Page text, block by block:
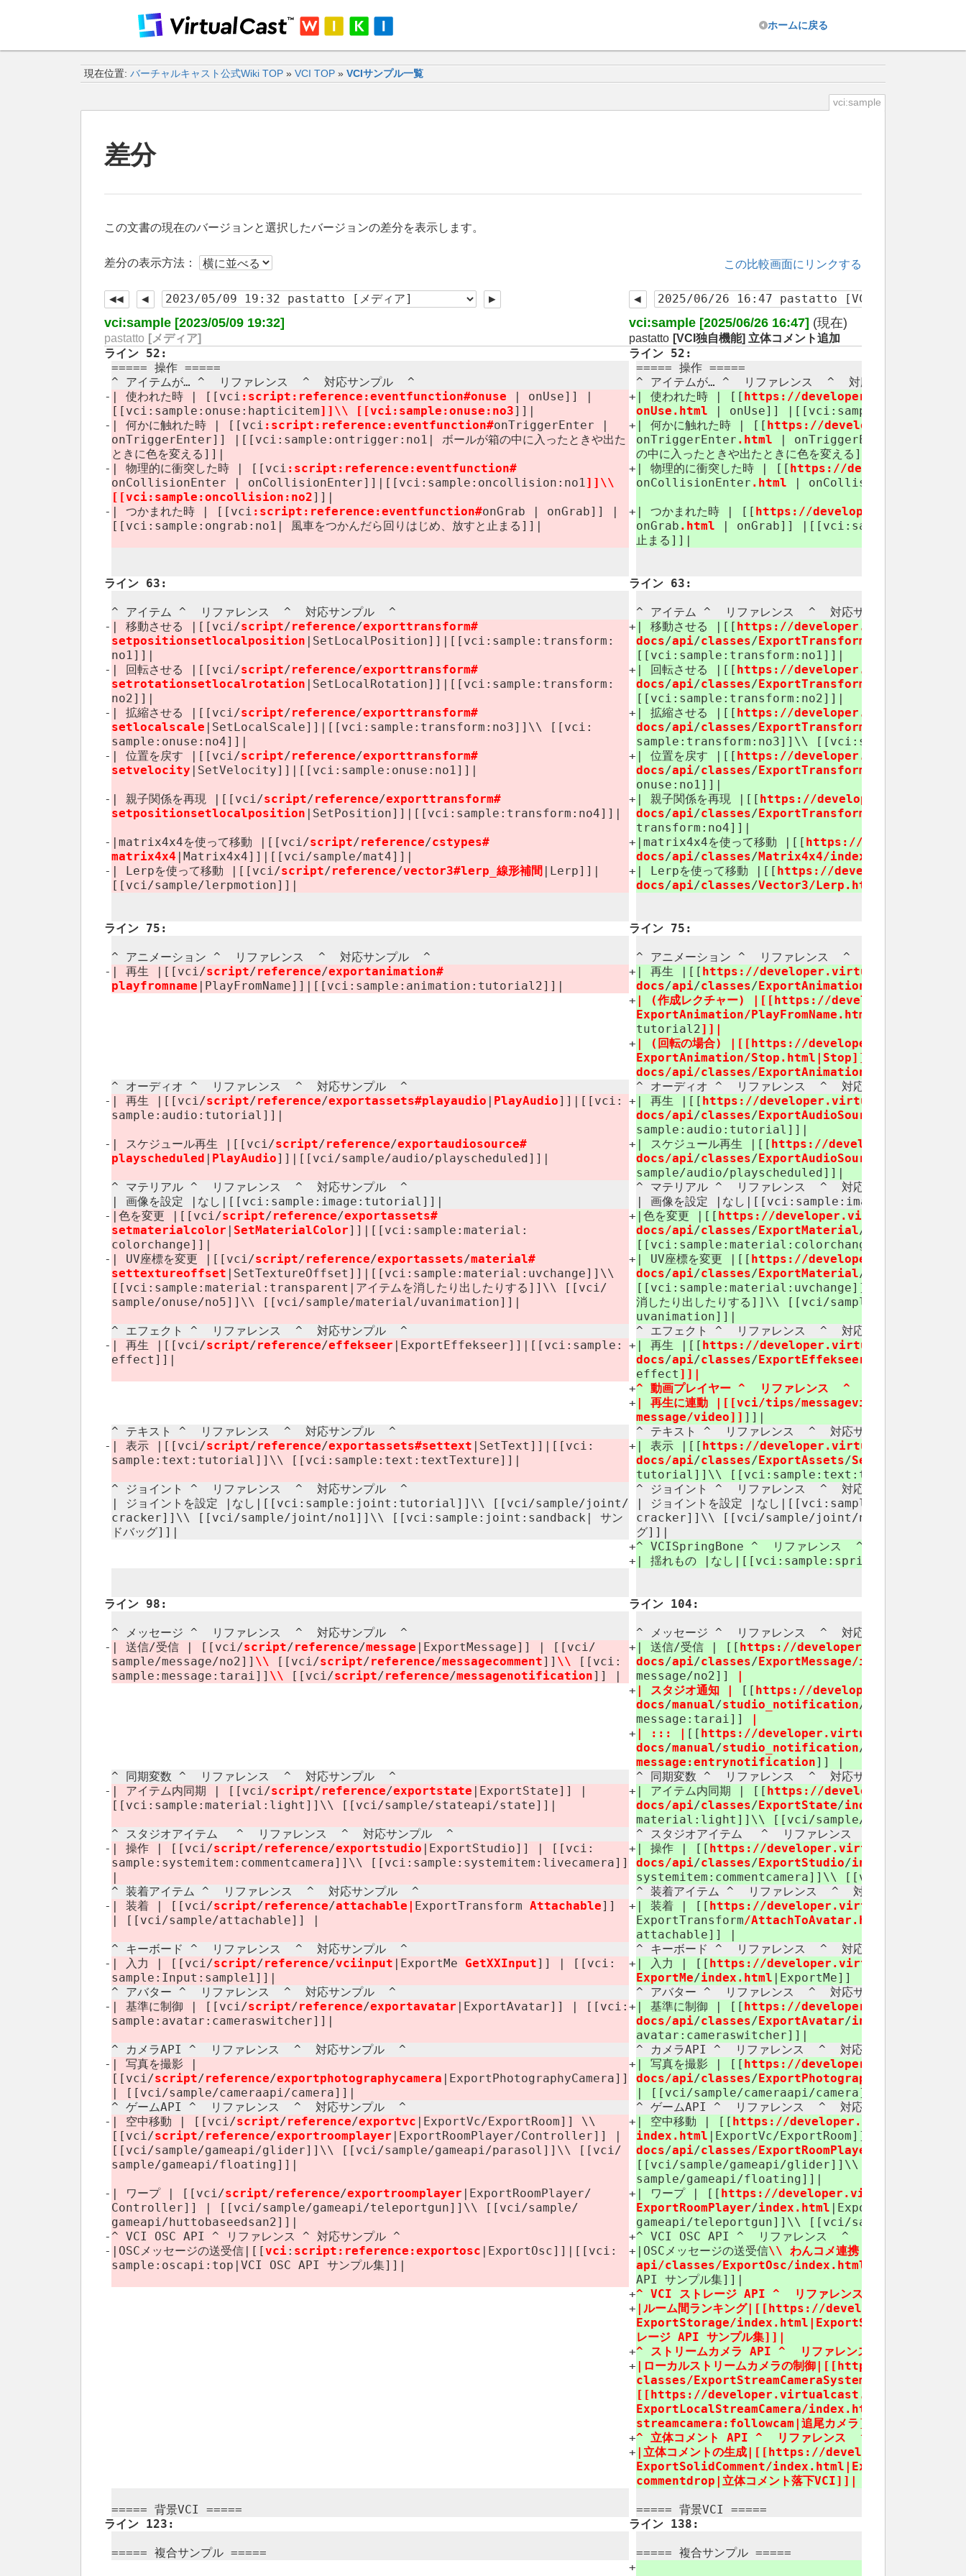
ホームに戻る
現在位置: バーチャルキャスト公式Wiki TOP» VCI TOP» VCIサンプル一覧
vci:sample
差分
この文書の現在のバージョンと選択したバージョンの差分を表示します。
差分の表示方法： この比較画面にリンクする
vci:sample [2023/05/09 19:32]
pastatto [メディア]
vci:sample [2025/06/26 16:47] (現在)
pastatto [VCI独自機能] 立体コメント追加
ライン 52:
ライン 52:
===== 操作 =====
===== 操作 =====
^ アイテムが… ^ リファレンス ​ ^ 対応サンプル ​ ^
^ アイテムが… ^ リファレンス ​ ^ 対応サンプル ​ ^
-
| 使われた時 | [[vci :​script:​reference:​eventfunction#​onuse ​
| onUse]] |
[[vci:​sample:​onuse:​hapticitem]]\\ [[vci:​sample:​onuse:​no3]]|
+ | 使われた時 | [[ https://​
onUse.html ​
| onUse]]
-
| 何かに触れた時 | [[vci :​script:​reference:​eventfunction#​onTriggerEnter |
onTriggerEnter]] |[[vci:​sample:​ontrigger:​no1| ボールが箱の中に入ったときや出た
ときに色を変える]]|
+ | 何かに触れた時 | [[ https://​
onTriggerEnter .html
| onTriggerEnter]]
の中に入ったときや出たときに色を変える]]|
-
| 物理的に衝突した時 | [[vci :​script:​reference:​eventfunction#​
onCollisionEnter | onCollisionEnter]]|[[vci:​sample:​oncollision:​no1]]\\
[[vci:​sample:​oncollision:​no2]]|
+ | 物理的に衝突した時 | [[ https://​
onCollisionEnter .html |
- | つかまれた時 | [[vci :​script:​reference:​eventfunction#​onGrab | onGrab]] |
[[vci:​sample:​ongrab:​no1| 風車をつかんだら回りはじめ、放すと止まる]]|
+ | つかまれた時 | [[ https://​
onGrab .html
| onGrab]] |[[vci:​sample:​ongrab:​no1|
止まる]]|
ライン 63: ライン 63:
^ アイテム ^ リファレンス ​ ^ 対応サンプル ​ ^
^ アイテム ^ リファレンス ​ ^ 対応サンプル ​ ^
-
| 移動させる |[[vci/script/reference/exporttransform#​
setpositionsetlocalposition |SetLocalPosition]]|[[vci:​sample:​transform:​
no1]]|
+ | 移動させる |[[ https://​
docs/api/classes/ ExportTransform/​
[[vci:​sample:​transform:​no1]]|
-
| 回転させる |[[vci/script/reference/exporttransform#​
setrotationsetlocalrotation |SetLocalRotation]]|[[vci:​sample:​transform:​
no2]]|
+ | 回転させる |[[ https://​
docs/api/classes/ ExportTransform/​
[[vci:​sample:​transform:​no2]]|
-
| 拡縮させる |[[vci/script/reference/exporttransform#​
setlocalscale |SetLocalScale]]|[[vci:​sample:​transform:​no3]]\\ [[vci:​
sample:​onuse:​no4]]|
+ | 拡縮させる |[[ https://​
docs/api/classes/ ExportTransform/​
sample:​transform:​no3]]\\
-
| 位置を戻す |[[vci/script/reference/exporttransform#​
setvelocity |SetVelocity]]|[[vci:​sample:​onuse:​no1]]|
+ | 位置を戻す |[[ https://​
docs/api/classes/ ExportTransform/​
onuse:​no1]]|
-
| 親子関係を再現 |[[vci/script/reference/exporttransform#​
setpositionsetlocalposition |SetPosition]]|[[vci:​sample:​transform:​no4]]|
+ | 親子関係を再現 |[[ https://​
docs/api/classes/ ExportTransform/​
transform:​no4]]|
-
|matrix4x4を使って移動 |[[vci/script/reference/cstypes#​
matrix4x4 |Matrix4x4]]|[[vci/​sample/​mat4]]|
+ |matrix4x4を使って移動 |[[ https://​
docs/api/classes/Matrix4x4/​index.html
-
| Lerpを使って移動 |[[vci/script/reference/vector3#​lerp_線形補間
|Lerp]]|
[[vci/​sample/​lerpmotion]]|
+ | Lerpを使って移動 |[[ https://​
docs/api/classes/Vector3/​Lerp.html
ライン 75: ライン 75:
^ アニメーション ^ リファレンス ​ ^ 対応サンプル ​ ^
^ アニメーション ^ リファレンス ​ ^ 対応サンプル ​ ^
-
| 再生 |[[vci/script/reference/exportanimation#​
playfromname |PlayFromName]]|[[vci:​sample:​animation:​tutorial2]]|
+ | 再生 |[[ https://​developer.virtualcast.jp/​
docs/api/classes/ ExportAnimation/​
+ | (作成レクチャー) |[[https://​
ExportAnimation/​PlayFromName.html
tutorial2]]|
+ | (回転の場合) |[[https://​
ExportAnimation/​Stop.html|Stop]]\\
docs/​api/​classes/​ExportAnimation/​
^ オーディオ ^ リファレンス ​ ^ 対応サンプル ​ ^
^ オーディオ ^ リファレンス ​ ^ 対応サンプル ​ ^
-
| 再生 |[[vci/script/reference/exportassets#​playaudio PlayAudio]]|[[vci:​
sample:​audio:​tutorial]]|
+ | 再生 |[[ https://​developer.virtualcast.jp/​
docs/api/classes/ ExportAudioSource
sample:​audio:​tutorial]]|
-
| スケジュール再生 |[[vci/script/reference/exportaudiosource#​
playscheduled
PlayAudio]]|[[vci/​sample/​audio/​playscheduled]]|
+ | スケジュール再生 |[[ https://​
docs/api/classes/ ExportAudioSource
sample/​audio/​playscheduled]]|
^ マテリアル ^ リファレンス ​ ^ 対応サンプル ​ ^
^ マテリアル ^ リファレンス ​ ^ 対応サンプル ​ ^
| 画像を設定 |なし|[[vci:​sample:​image:​tutorial]]|
| 画像を設定 |なし
-
|色を変更 |[[vci/script/reference/exportassets#​
setmaterialcolor
SetMaterialColor]]|[[vci:​sample:​material:​
colorchange]]|
+ |色を変更 |[[ https://​developer.virtualcast.jp/​
docs/api/classes/ ExportMaterial/
[[vci:​sample:​material:​colorchange]]|
-
| UV座標を変更 |[[vci/script/reference/exportassets/material#​
settextureoffset |SetTextureOffset]]|[[vci:​sample:​material:​uvchange]]\\
[[vci:​sample:​material:​transparent|アイテムを消したり出したりする]]\\ [[vci/​
sample/​onuse/​no5]]\\ [[vci/​sample/​material/​uvanimation]]|
+ | UV座標を変更 |[[ https://​
docs/api/classes/ ExportMaterial/
[[vci:​sample:​material:​uvchange]]\\
消したり出したりする]]\\ [[vci/​sample/​onuse/​
uvanimation]]|
^ エフェクト ^ リファレンス ​ ^ 対応サンプル ​ ^
^ エフェクト ^ リファレンス ​ ^ 対応サンプル ​ ^
-
| 再生 |[[vci/script/reference/effekseer |ExportEffekseer]]|[[vci:​sample:​
effect]]|
+ | 再生 |[[ https://​developer.virtualcast.jp/​
docs/api/classes/ ExportEffekseer/​index.html
effect ]]|
+^ 動画プレイヤー ^ リファレンス ​ ^ 対応サンプル ​ ^
+ | 再生に連動 |[[vci/​tips/​
message/​video]] ]]|
^ テキスト ^ リファレンス ​ ^ 対応サンプル ​ ^
^ テキスト ^ リファレンス ​ ^ 対応サンプル ​ ^
-
| 表示 |[[vci/script/reference/exportassets#​settext |SetText]]|[[vci:​
sample:​text:​tutorial]]\\ [[vci:​sample:​text:​textTexture]]|
+ | 表示 |[[ https://​developer.virtualcast.jp/​
docs/api/classes/ ExportAssets/SetText.html
tutorial]]\\ [[vci:​sample:​text:​textTexture]]|
^ ジョイント ^ リファレンス ​ ^ 対応サンプル ​ ^
^ ジョイント ^ リファレンス ​ ^ 対応サンプル ​ ^
| ジョイントを設定 |なし|[[vci:​sample:​joint:​tutorial]]\\ [[vci/​sample/​joint/​
cracker]]\\ [[vci/​sample/​joint/​no1]]\\ [[vci:​sample:​joint:​sandback| サン
ドバッグ]]|
| ジョイントを設定 |なし
cracker]]\\ [[vci/​sample/​joint/​no1]]\\
グ]]|
+^ VCISpringBone ^ リファレンス ​ ^ 対応サンプル
+ | 揺れもの |なし
ライン 98: ライン 104:
^ メッセージ ^ リファレンス ​ ^ 対応サンプル ​ ^
^ メッセージ ^ リファレンス ​ ^ 対応サンプル ​ ^
-
| 送信/​受信 | [[vci/script/reference/message |ExportMessage]] | [[vci/​
sample/​message/​no2]] \\ [[vci/script/reference/messagecomment]] \\
[[vci:​
sample:​message:​tarai]] \\ [[vci/script/reference/messagenotification]] |
+ | 送信/​受信 | [[ https://​
docs/api/classes/ ExportMessage/​index.html
message/​no2]] ​
+ | スタジオ通知 | [[ https://​
docs/manual/studio_notification/
message:​tarai]] ​
+ | ::: | [[ https://​developer.virtualcast.jp/​
docs/manual/studio_notification/
message:​entrynotification]] |
^ 同期変数 ^ リファレンス ​ ^ 対応サンプル ​ ^
^ 同期変数 ^ リファレンス ​ ^ 対応サンプル ​ ^
-
| アイテム内同期 | [[vci/script/reference/exportstate |ExportState]] |
[[vci:​sample:​material:​light]]\\ [[vci/​sample/​stateapi/​state]]|
+ | アイテム内同期 | [[ https://​
docs/api/classes/ ExportState/index.html
material:​light]]\\ [[vci/​sample/​stateapi/​
^ スタジオアイテム ^ リファレンス ​ ^ 対応サンプル ​ ^
^ スタジオアイテム ^ リファレンス ​ ^ 対応サンプ
-
| 操作 | [[vci/script/reference/exportstudio |ExportStudio]] | [[vci:​
sample:​systemitem:​commentcamera]]\\ [[vci:​sample:​systemitem:​livecamera]]
+ | 操作 | [[ https://​developer.virtualcast.jp/​
docs/api/classes/ ExportStudio/index.html
systemitem:​commentcamera]]\\
^ 装着アイテム ^ リファレンス ​ ^ 対応サンプル ​ ^
^ 装着アイテム ^ リファレンス ​ ^ 対応サンプル ​ ^
-
| 装着 | [[vci/script/reference/attachable| ExportTransform ​ Attachable]]
| [[vci/​sample/​attachable]] |
+ | 装着 | [[ https://​developer.virtualcast.jp/​
ExportTransform/​
attachable]] |
^ キーボード ^ リファレンス ​ ^ 対応サンプル ​ ^
^ キーボード ^ リファレンス ​ ^ 対応サンプル ​ ^
-
| 入力 | [[vci/script/reference/vciinput |ExportMe ​ GetXXInput]] | [[vci:​
sample:​Input:​sample1]]|
+ | 入力 | [[ https://​developer.virtualcast.jp/​
ExportMe/index.html |ExportMe]] |
^ アバター ^ リファレンス ​ ^ 対応サンプル ​ ^
^ アバター ^ リファレンス ​ ^ 対応サンプル ​ ^
-
| 基準に制御 | [[vci/script/reference/exportavatar |ExportAvatar]] | [[vci:​
sample:​avatar:​cameraswitcher]]|
+ | 基準に制御 | [[ https://​
docs/api/classes/ ExportAvatar/index.html
avatar:​cameraswitcher]]|
^ カメラAPI ^ リファレンス ​ ^ 対応サンプル ​ ^
^ カメラAPI ^ リファレンス ​ ^ 対応サンプル ​ ^
-
| 写真を撮影 |
[[vci/script/reference/exportphotographycamera |ExportPhotographyCamera]]
| [[vci/​sample/​cameraapi/​camera]]|
+ | 写真を撮影 | [[ https://​
docs/api/classes/ ExportPhotographyCamera
| [[vci/​sample/​cameraapi/​camera]]|
^ ゲームAPI ^ リファレンス ​ ^ 対応サンプル ​ ^
^ ゲームAPI ^ リファレンス ​ ^ 対応サンプル ​ ^
-
| 空中移動 | [[vci/script/reference/exportvc |ExportVc/​ExportRoom]] \\
[[vci/script/reference/exportroomplayer |ExportRoomPlayer/​Controller]] |
[[vci/​sample/​gameapi/​glider]]\\ [[vci/​sample/​gameapi/​parasol]]\\ [[vci/​
sample/​gameapi/​floating]]|
+ | 空中移動 | [[ https://​
index.html |ExportVc/​ExportRoom]] \\ [[
docs/api/classes/​ExportRoomPlayer
[[vci/​sample/​gameapi/​glider]]\\ [[vci/​
sample/​gameapi/​floating]]|
-
| ワープ | [[vci/script/reference/exportroomplayer |ExportRoomPlayer/​
Controller]] | [[vci/​sample/​gameapi/​teleportgun]]\\ [[vci/​sample/​
gameapi/​huttobaseedsan2]]|
+ | ワープ | [[ https://​developer.virtualcast.jp/​
ExportRoomPlayer/index.html
gameapi/​teleportgun]]\\ [[vci/​sample/​gameapi/​
- ^ VCI OSC API ^ リファレンス ^ 対応サンプル ^ +^ VCI OSC API ^ リファレンス ​ ^
-
|OSCメッセージの送受信|[[vci: script:​reference:​exportosc |ExportOsc]]|[[vci:​
sample:​oscapi:​top|VCI OSC API サンプル集]]|
+ |OSCメッセージの送受信\\ わんコメ連携|[[
api/​classes/​ExportOsc/​index.html
API サンプル集]]|
+^ VCI ストレージ API ^ リファレンス ​ ^ 対応サン
+ |ルーム間ランキング|[[https://​
ExportStorage/​
レージ API サンプル集]]|
+^ ストリームカメラ API ^ リファレンス ​ ^ 対応サン
+ |ローカルストリームカメラの制御|[[https://​
classes/​ExportStreamCameraSystem/​
[[https://​developer.virtualcast.jp/​vci-docs/​
ExportLocalStreamCamera/​
streamcamera:​followcam|追尾カメラ]]|
+^ 立体コメント API ^ リファレンス ​ ^ 対応サンプ
+ |立体コメントの生成|[[https://​
ExportSolidComment/​
commentdrop|立体コメント落下VCI]]|
===== 背景VCI =====
===== 背景VCI =====
ライン 123:
ライン 138:
===== 複合サンプル =====
===== 複合サンプル =====
+